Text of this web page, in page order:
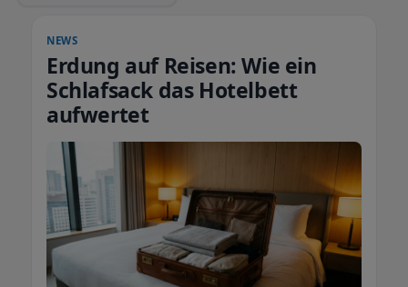
NEWS
Erdung auf Reisen: Wie ein
Schlafsack das Hotelbett
aufwertet